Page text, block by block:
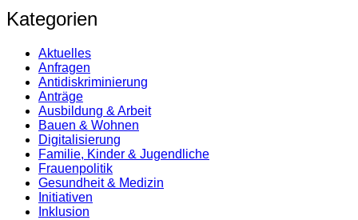
Kategorien
Aktuelles
Anfragen
Antidiskrimi­nierung
Anträge
Ausbildung & Arbeit
Bauen & Wohnen
Digitalisierung
Familie, Kinder & Jugendliche
Frauenpolitik
Gesundheit & Medizin
Initiativen
Inklusion